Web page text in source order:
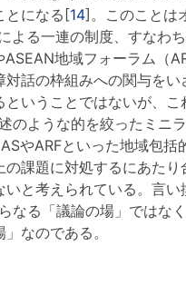
とになる[14]。このことは
よる一連の制度、すなわ
ASEAN地域フォーラム（
対話の枠組みへの関与をい
ということではないが、こ
のような的を絞ったミニ
やARFといった地域包括
課題に対処するにあたり
と考えられている。言い
なる「議論の場」ではな
なのである。